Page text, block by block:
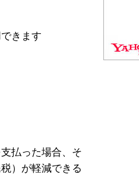
きます
払った場合、そ
）が軽減できる